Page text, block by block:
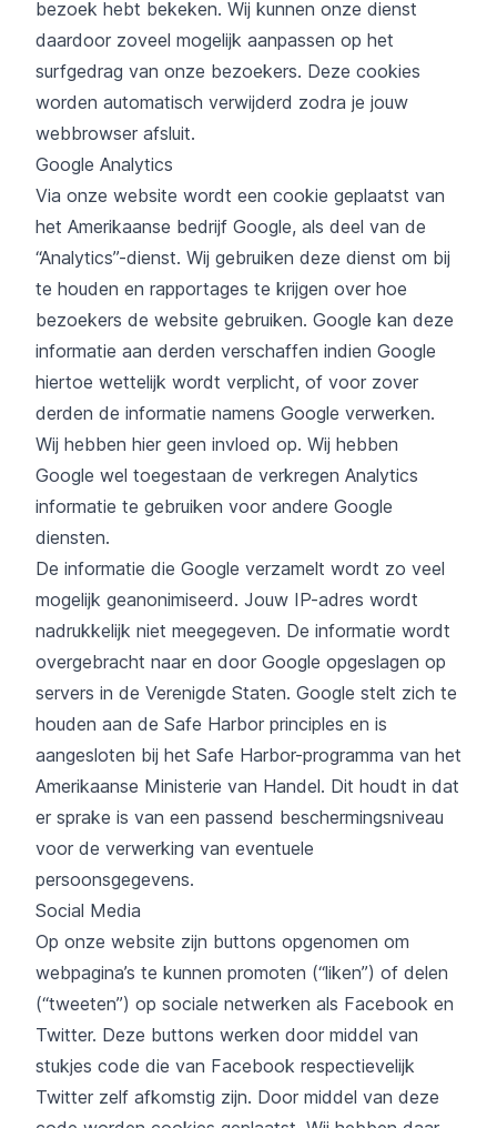
bezoek hebt bekeken. Wij kunnen onze dienst
daardoor zoveel mogelijk aanpassen op het
surfgedrag van onze bezoekers. Deze cookies
worden automatisch verwijderd zodra je jouw
webbrowser afsluit.
Google Analytics
Via onze website wordt een cookie geplaatst van
het Amerikaanse bedrijf Google, als deel van de
“Analytics”-dienst. Wij gebruiken deze dienst om bij
te houden en rapportages te krijgen over hoe
bezoekers de website gebruiken. Google kan deze
informatie aan derden verschaffen indien Google
hiertoe wettelijk wordt verplicht, of voor zover
derden de informatie namens Google verwerken.
Wij hebben hier geen invloed op. Wij hebben
Google wel toegestaan de verkregen Analytics
informatie te gebruiken voor andere Google
diensten.
De informatie die Google verzamelt wordt zo veel
mogelijk geanonimiseerd. Jouw IP-adres wordt
nadrukkelijk niet meegegeven. De informatie wordt
overgebracht naar en door Google opgeslagen op
servers in de Verenigde Staten. Google stelt zich te
houden aan de Safe Harbor principles en is
aangesloten bij het Safe Harbor-programma van het
Amerikaanse Ministerie van Handel. Dit houdt in dat
er sprake is van een passend beschermingsniveau
voor de verwerking van eventuele
persoonsgegevens.
Social Media
Op onze website zijn buttons opgenomen om
webpagina’s te kunnen promoten (“liken”) of delen
(“tweeten”) op sociale netwerken als Facebook en
Twitter. Deze buttons werken door middel van
stukjes code die van Facebook respectievelijk
Twitter zelf afkomstig zijn. Door middel van deze